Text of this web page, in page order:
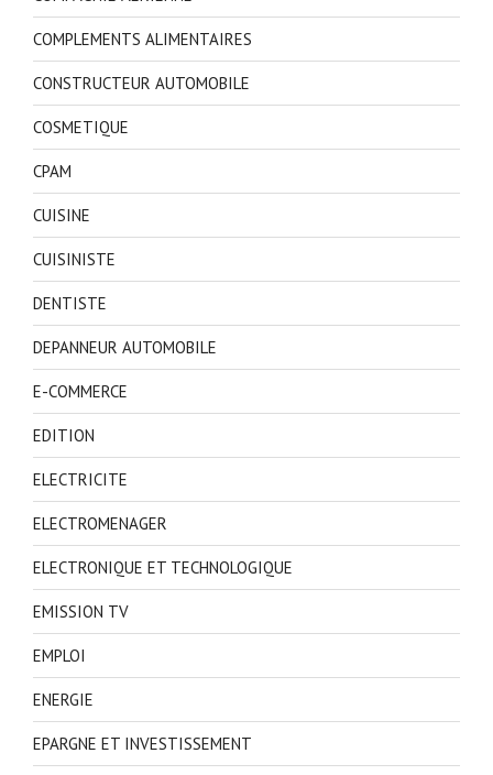
COMPLEMENTS ALIMENTAIRES
CONSTRUCTEUR AUTOMOBILE
COSMETIQUE
CPAM
CUISINE
CUISINISTE
DENTISTE
DEPANNEUR AUTOMOBILE
E-COMMERCE
EDITION
ELECTRICITE
ELECTROMENAGER
ELECTRONIQUE ET TECHNOLOGIQUE
EMISSION TV
EMPLOI
ENERGIE
EPARGNE ET INVESTISSEMENT